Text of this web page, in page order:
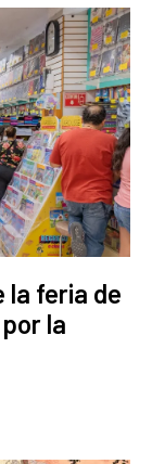
la feria de
la